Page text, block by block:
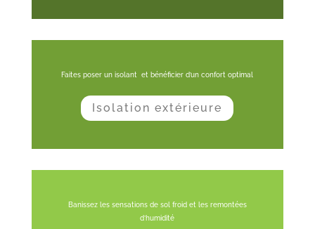
Faites poser un isolant et bénéficier d’un confort optimal
Isolation extérieure
Banissez les sensations de sol froid et les remontées
d’humidité